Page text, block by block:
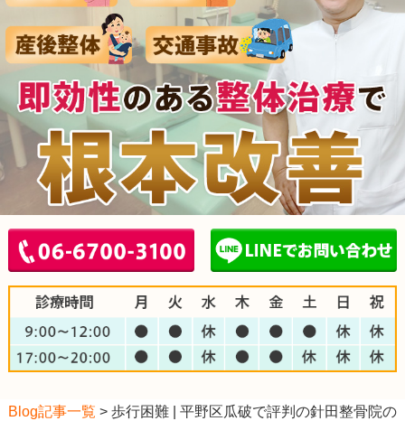
Blog記事一覧 > 歩行困難 | 平野区瓜破で評判の針田整骨院の